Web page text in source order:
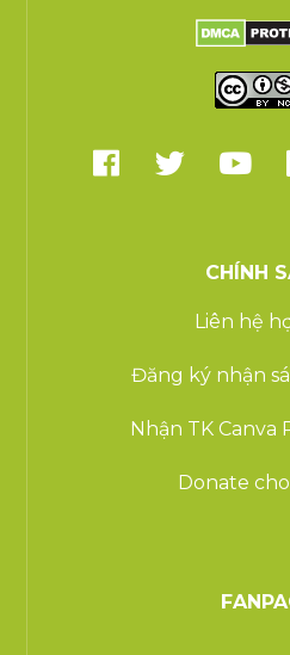
CHÍNH
Liên hệ
Đăng ký nhận
Nhận TK Canva
Donate